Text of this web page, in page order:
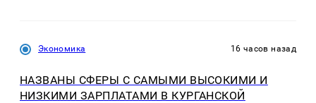
Экономика 16 часов назад
НАЗВАНЫ СФЕРЫ С САМЫМИ ВЫСОКИМИ И
НИЗКИМИ ЗАРПЛАТАМИ В КУРГАНСКОЙ